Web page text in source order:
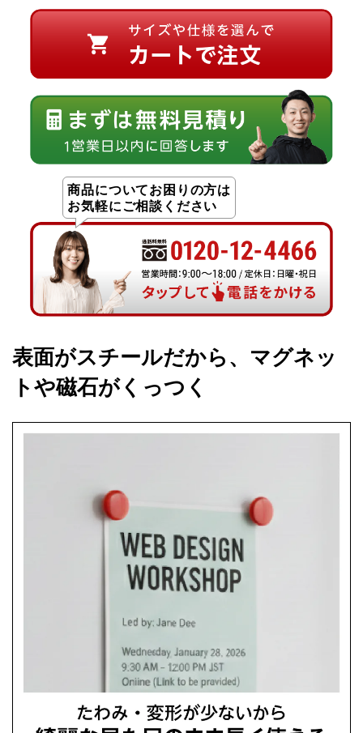
商品についてお困りの方は
お気軽にご相談ください
表面がスチールだから、マグネッ
トや磁石がくっつく